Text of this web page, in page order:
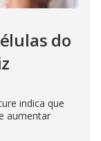
do
indica que
aumentar